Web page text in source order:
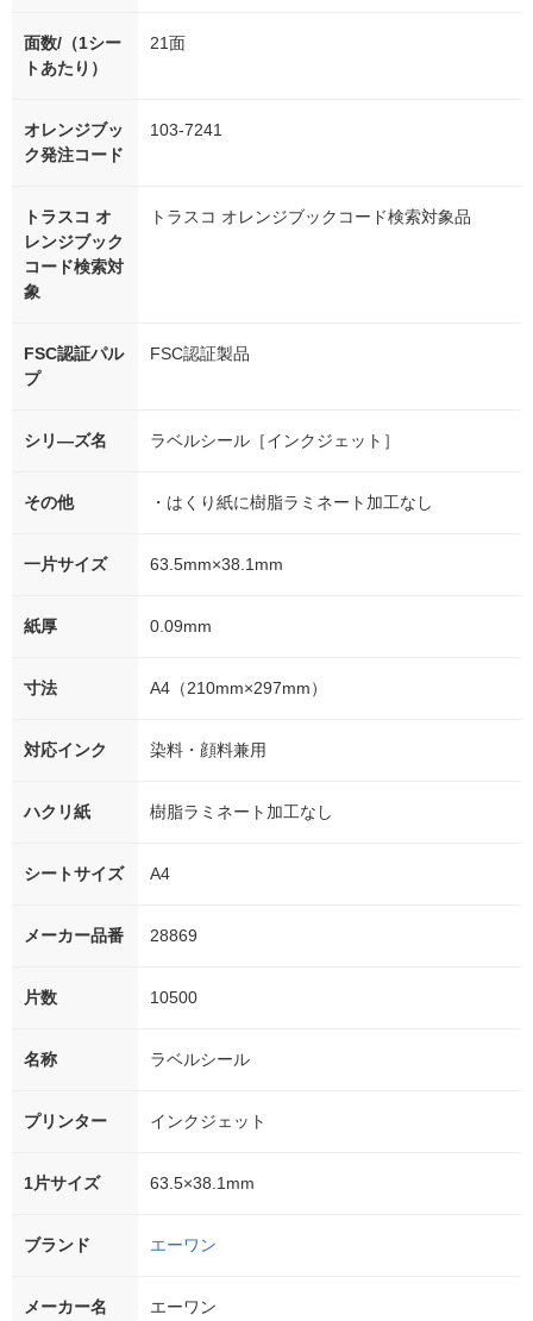
面数/（1シー
トあたり）
21面
オレンジブッ
ク発注コード
103-7241
トラスコ オ
レンジブック
コード検索対
象
トラスコ オレンジブックコード検索対象品
FSC認証パル
プ
FSC認証製品
シリ―ズ名 ラベルシール［インクジェット］
その他 ・はくり紙に樹脂ラミネート加工なし
一片サイズ 63.5mm×38.1mm
紙厚 0.09mm
寸法 A4（210mm×297mm）
対応インク 染料・顔料兼用
ハクリ紙 樹脂ラミネート加工なし
シートサイズ A4
メーカー品番 28869
片数 10500
名称 ラベルシール
プリンター インクジェット
1片サイズ 63.5×38.1mm
ブランド エーワン
メーカー名 エーワン